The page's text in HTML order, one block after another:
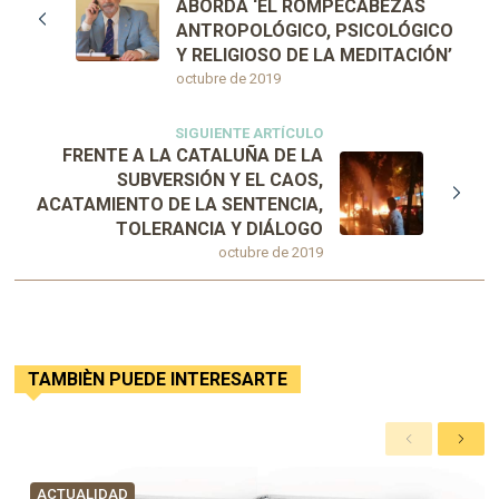
octubre de 2019
ABORDA ‘EL ROMPECABEZAS
ANTROPOLÓGICO, PSICOLÓGICO
Y RELIGIOSO DE LA MEDITACIÓN’
SIGUIENTE ARTÍCULO
octubre de 2019
FRENTE A LA CATALUÑA DE LA
SUBVERSIÓN Y EL CAOS,
ACATAMIENTO DE LA SENTENCIA,
TOLERANCIA Y DIÁLOGO
TAMBIÈN PUEDE INTERESARTE
A
n
S
i
ACTUALIDAD